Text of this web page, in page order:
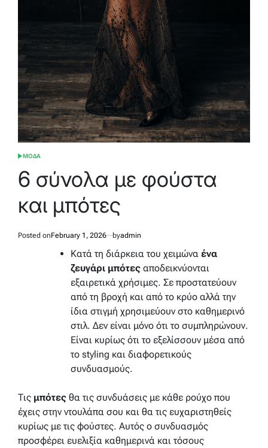
POSTED
ΜΟΔΑ
6 σύνολα με φούστα
και μπότες
Posted onFebruary 1, 2026 byadmin
Κατά τη διάρκεια του χειμώνα ένα
ζευγάρι μπότες αποδεικνύονται
εξαιρετικά χρήσιμες. Σε προστατεύουν
από τη βροχή και από το κρύο αλλά την
ίδια στιγμή χρησιμεύουν στο καθημερινό
στιλ. Δεν είναι μόνο ότι το συμπληρώνουν.
Είναι κυρίως ότι το εξελίσσουν μέσα από
το styling και διαφορετικούς
συνδυασμούς.
Τις μπότες θα τις συνδυάσεις με κάθε ρούχο που
έχεις στην ντουλάπα σου και θα τις ευχαριστηθείς
κυρίως με τις φούστες. Αυτός ο συνδυασμός
προσφέρει ευελιξία καθημερινά και τόσους